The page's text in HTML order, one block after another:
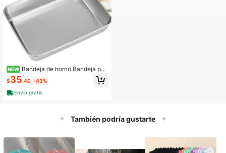
NEW Bandeja de horno,Bandeja par
a galletas,Bandeja de hotel,Bandeja
s de horno de acero inoxidable de al
ta resistencia,Bandeja para horno t
ostador,Bandeja para rollos de gelat
superior,Apto para lavavajillas Por
$35.40 -43%
Envío gratis
También podría gustarte